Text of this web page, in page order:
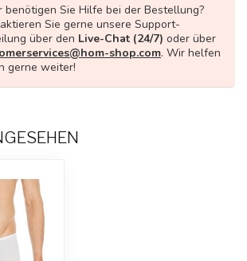
benötigen Sie Hilfe bei der Bestellung?
Sie gerne unsere Support-
über den Live-Chat (24/7) oder über
shop.com. Wir helfen
gerne weiter!